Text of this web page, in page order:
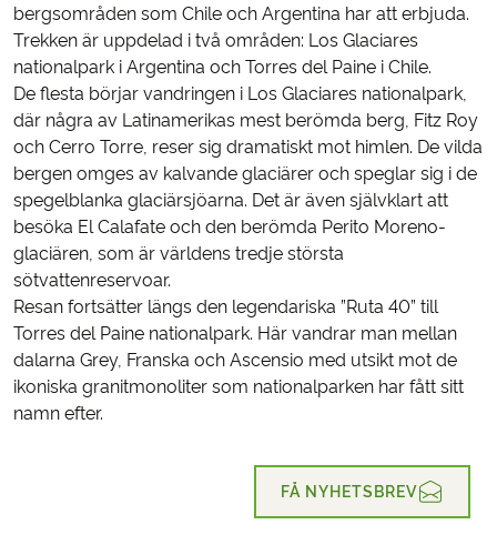
bergsområden som Chile och Argentina har att erbjuda.
Trekken är uppdelad i två områden: Los Glaciares
nationalpark i Argentina och Torres del Paine i Chile.
De flesta börjar vandringen i Los Glaciares nationalpark,
där några av Latinamerikas mest berömda berg, Fitz Roy
och Cerro Torre, reser sig dramatiskt mot himlen. De vilda
bergen omges av kalvande glaciärer och speglar sig i de
spegelblanka glaciärsjöarna. Det är även självklart att
besöka El Calafate och den berömda Perito Moreno-
glaciären, som är världens tredje största
sötvattenreservoar.
Resan fortsätter längs den legendariska ”Ruta 40” till
Torres del Paine nationalpark. Här vandrar man mellan
dalarna Grey, Franska och Ascensio med utsikt mot de
ikoniska granitmonoliter som nationalparken har fått sitt
namn efter.
FÅ NYHETSBREV